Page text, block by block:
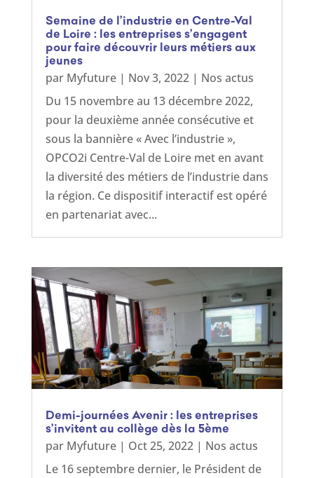
Semaine de l’industrie en Centre-Val
de Loire : les entreprises s’engagent
pour faire découvrir leurs métiers aux
jeunes
par Myfuture| Nov 3, 2022| Nos actus
Du 15 novembre au 13 décembre 2022,
pour la deuxième année consécutive et
sous la bannière « Avec l’industrie »,
OPCO2i Centre-Val de Loire met en avant
la diversité des métiers de l’industrie dans
la région. Ce dispositif interactif est opéré
en partenariat avec...
Demi-journées Avenir : les entreprises
s’invitent au collège dès la 5ème
par Myfuture| Oct 25, 2022| Nos actus
Le 16 septembre dernier, le Président de